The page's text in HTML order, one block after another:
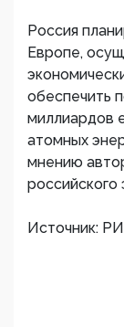
Россия
Европе,
обеспечить
миллиардов
атомных
мнению
российского
Источник: